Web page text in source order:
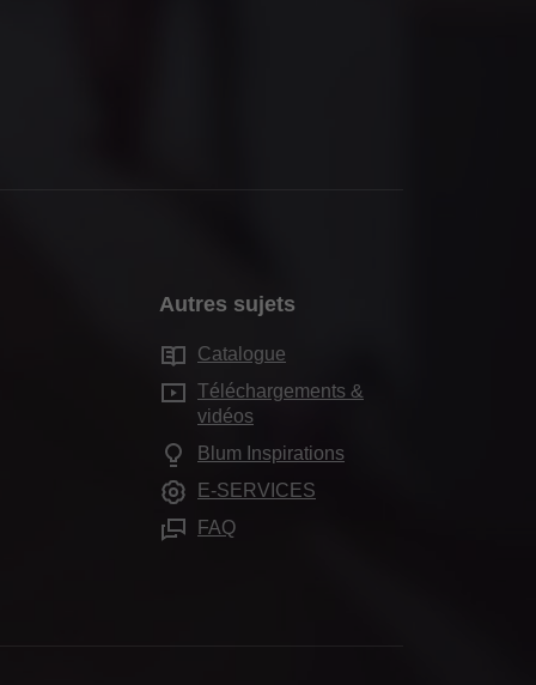
Autres sujets
Catalogue
Téléchargements &
vidéos
Blum Inspirations
E-SERVICES
FAQ